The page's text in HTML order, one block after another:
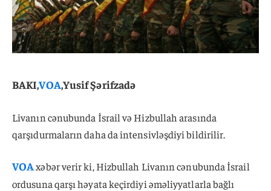
BAKI,VOA,Yusif Şərifzadə
Livanın cənubunda İsrail və Hizbullah arasında
qarşıdurmaların daha da intensivləşdiyi bildirilir.
VOAxəbər verir ki, Hizbullah Livanın cənubunda İsrail
ordusuna qarşı həyata keçirdiyi əməliyyatlarla bağlı